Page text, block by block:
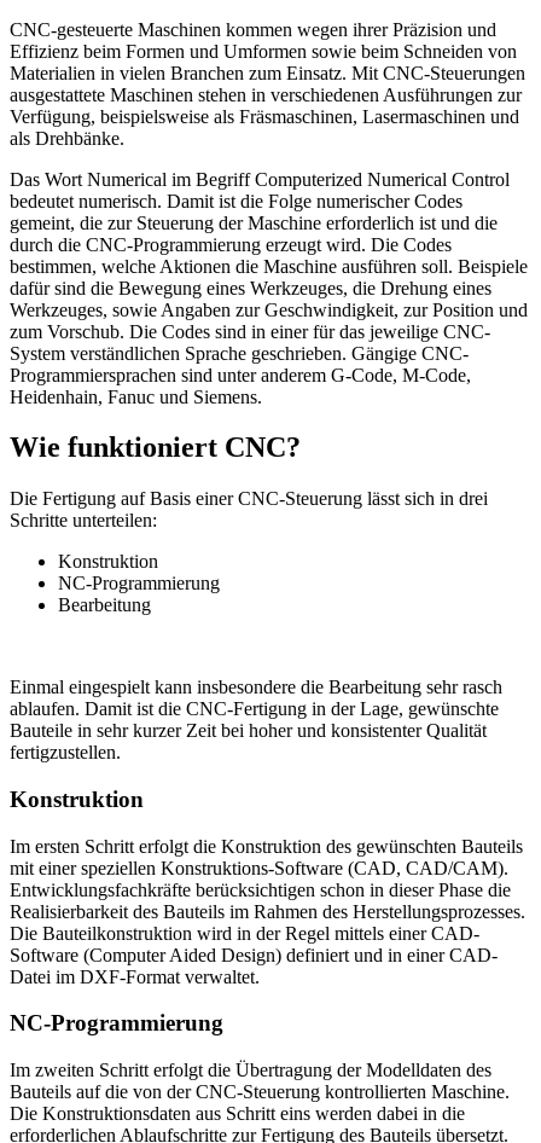
CNC-gesteuerte Maschinen kommen wegen ihrer Präzision und
Effizienz beim Formen und Umformen sowie beim Schneiden von
Materialien in vielen Branchen zum Einsatz. Mit CNC-Steuerungen
ausgestattete Maschinen stehen in verschiedenen Ausführungen zur
Verfügung, beispielsweise als Fräsmaschinen, Lasermaschinen und
als Drehbänke.
Das Wort Numerical im Begriff Computerized Numerical Control
bedeutet numerisch. Damit ist die Folge numerischer Codes
gemeint, die zur Steuerung der Maschine erforderlich ist und die
durch die CNC-Programmierung erzeugt wird. Die Codes
bestimmen, welche Aktionen die Maschine ausführen soll. Beispiele
dafür sind die Bewegung eines Werkzeuges, die Drehung eines
Werkzeuges, sowie Angaben zur Geschwindigkeit, zur Position und
zum Vorschub. Die Codes sind in einer für das jeweilige CNC-
System verständlichen Sprache geschrieben. Gängige CNC-
Programmiersprachen sind unter anderem G-Code, M-Code,
Heidenhain, Fanuc und Siemens.
Wie funktioniert CNC?
Die Fertigung auf Basis einer CNC-Steuerung lässt sich in drei
Schritte unterteilen:
Konstruktion
NC-Programmierung
Bearbeitung
Einmal eingespielt kann insbesondere die Bearbeitung sehr rasch
ablaufen. Damit ist die CNC-Fertigung in der Lage, gewünschte
Bauteile in sehr kurzer Zeit bei hoher und konsistenter Qualität
fertigzustellen.
Konstruktion
Im ersten Schritt erfolgt die Konstruktion des gewünschten Bauteils
mit einer speziellen Konstruktions-Software (CAD, CAD/CAM).
Entwicklungsfachkräfte berücksichtigen schon in dieser Phase die
Realisierbarkeit des Bauteils im Rahmen des Herstellungsprozesses.
Die Bauteilkonstruktion wird in der Regel mittels einer CAD-
Software (Computer Aided Design) definiert und in einer CAD-
Datei im DXF-Format verwaltet.
NC-Programmierung
Im zweiten Schritt erfolgt die Übertragung der Modelldaten des
Bauteils auf die von der CNC-Steuerung kontrollierten Maschine.
Die Konstruktionsdaten aus Schritt eins werden dabei in die
erforderlichen Ablaufschritte zur Fertigung des Bauteils übersetzt.